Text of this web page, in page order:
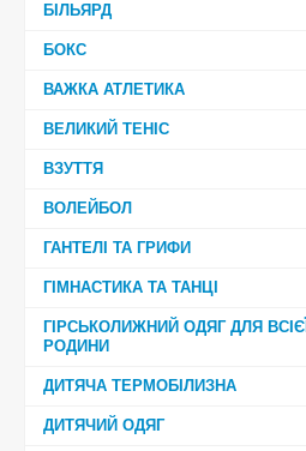
БІЛЬЯРД
БОКС
ВАЖКА АТЛЕТИКА
ВЕЛИКИЙ ТЕНІС
ВЗУТТЯ
ВОЛЕЙБОЛ
ГАНТЕЛІ ТА ГРИФИ
ГІМНАСТИКА ТА ТАНЦІ
ГІРСЬКОЛИЖНИЙ ОДЯГ ДЛЯ ВСІЄЇ
РОДИНИ
ДИТЯЧА ТЕРМОБІЛИЗНА
ДИТЯЧИЙ ОДЯГ